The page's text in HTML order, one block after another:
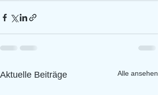
Aktuelle Beiträge Alle ansehen